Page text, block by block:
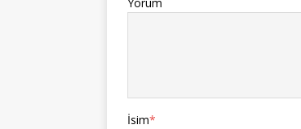
Yorum
İsim*